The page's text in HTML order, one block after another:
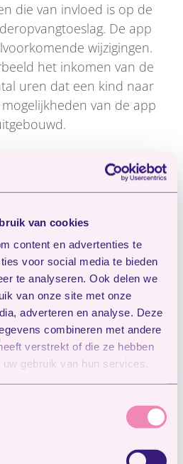
van cookies
content en advertenties te
voor social media te bieden
te analyseren. Ook delen we
van onze site met onze
adverteren en analyse. Deze
combineren met andere
verstrekt of die ze hebben
gebruik van hun services.
die van invloed is op de
De app
wijzigingen.
het inkomen van de
uren dat een kind naar
van de app
maanden getest door
200 ouders. De
is zeker in deze
naar de ervaringen
Ouders
de app geven via de
Daarnaast is er
te geven via de
hiervan kan de
de app verder
versies.
is ontwikkeld in